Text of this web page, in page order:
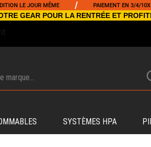
JOUR MÊME / PAIEMENT EN 3/4/10X
GEAR POUR LA RENTRÉE ET
SYSTÈMES HPA